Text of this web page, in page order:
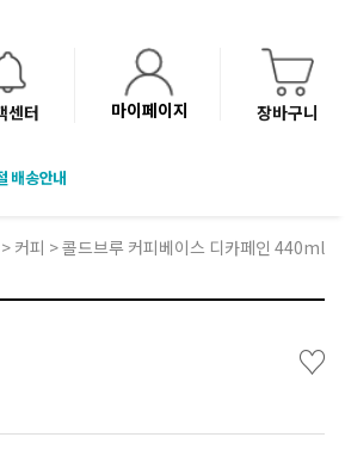
센터 마이페이지 장바구니
배송안내
> 커피 > 콜드브루 커피베이스 디카페인 440ml
♡